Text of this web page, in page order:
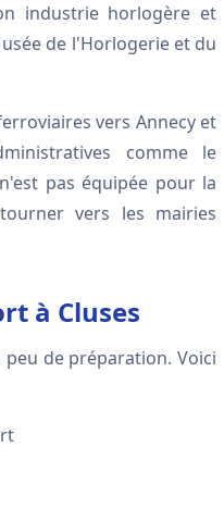
industrie horlogère et
de l'Horlogerie et du
vers Annecy et
comme le
pas équipée pour la
vers les mairies
à Cluses
de préparation. Voici